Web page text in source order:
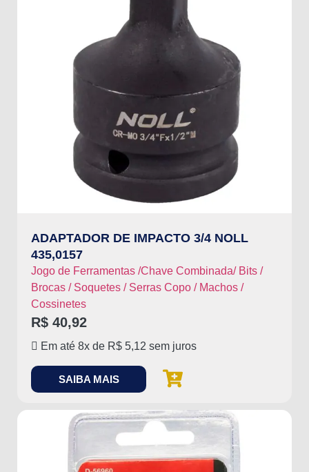
ADAPTADOR DE IMPACTO 3/4 NOLL
435,0157
Jogo de Ferramentas /Chave Combinada/ Bits /
Brocas / Soquetes / Serras Copo / Machos /
Cossinetes
R$ 40,92
Em até 8x de R$ 5,12 sem juros
SAIBA MAIS